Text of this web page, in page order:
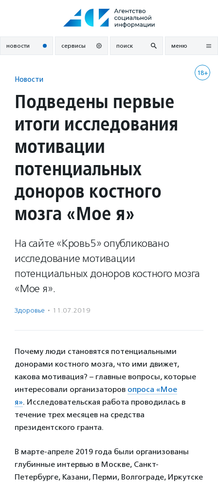
новости сервисы поиск меню
18+
Новости
Подведены первые
итоги исследования
мотивации
потенциальных
доноров костного
мозга «Мое я»
На сайте «Кровь5» опубликовано
исследование мотивации
потенциальных доноров костного мозга
«Мое я».
Здоровье · 11.07.2019
Почему люди становятся потенциальными
донорами костного мозга, что ими движет,
какова мотивация? – главные вопросы, которые
интересовали организаторов опроса «Мое
я». Исследовательская работа проводилась в
течение трех месяцев на средства
президентского гранта.
В марте-апреле 2019 года были организованы
глубинные интервью в Москве, Санкт-
Петербурге, Казани, Перми, Волгограде, Иркутске